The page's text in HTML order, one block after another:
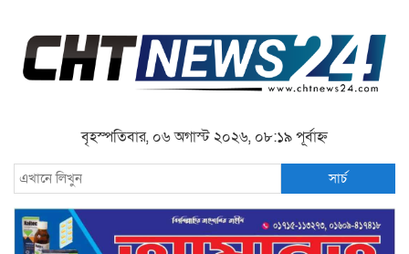
বৃহস্পতিবার, ০৬ অগাস্ট ২০২৬, ০৮:১৯ পূর্বাহ্ন
সার্চ